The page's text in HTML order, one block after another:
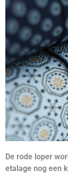
De rode loper
etalage nog een